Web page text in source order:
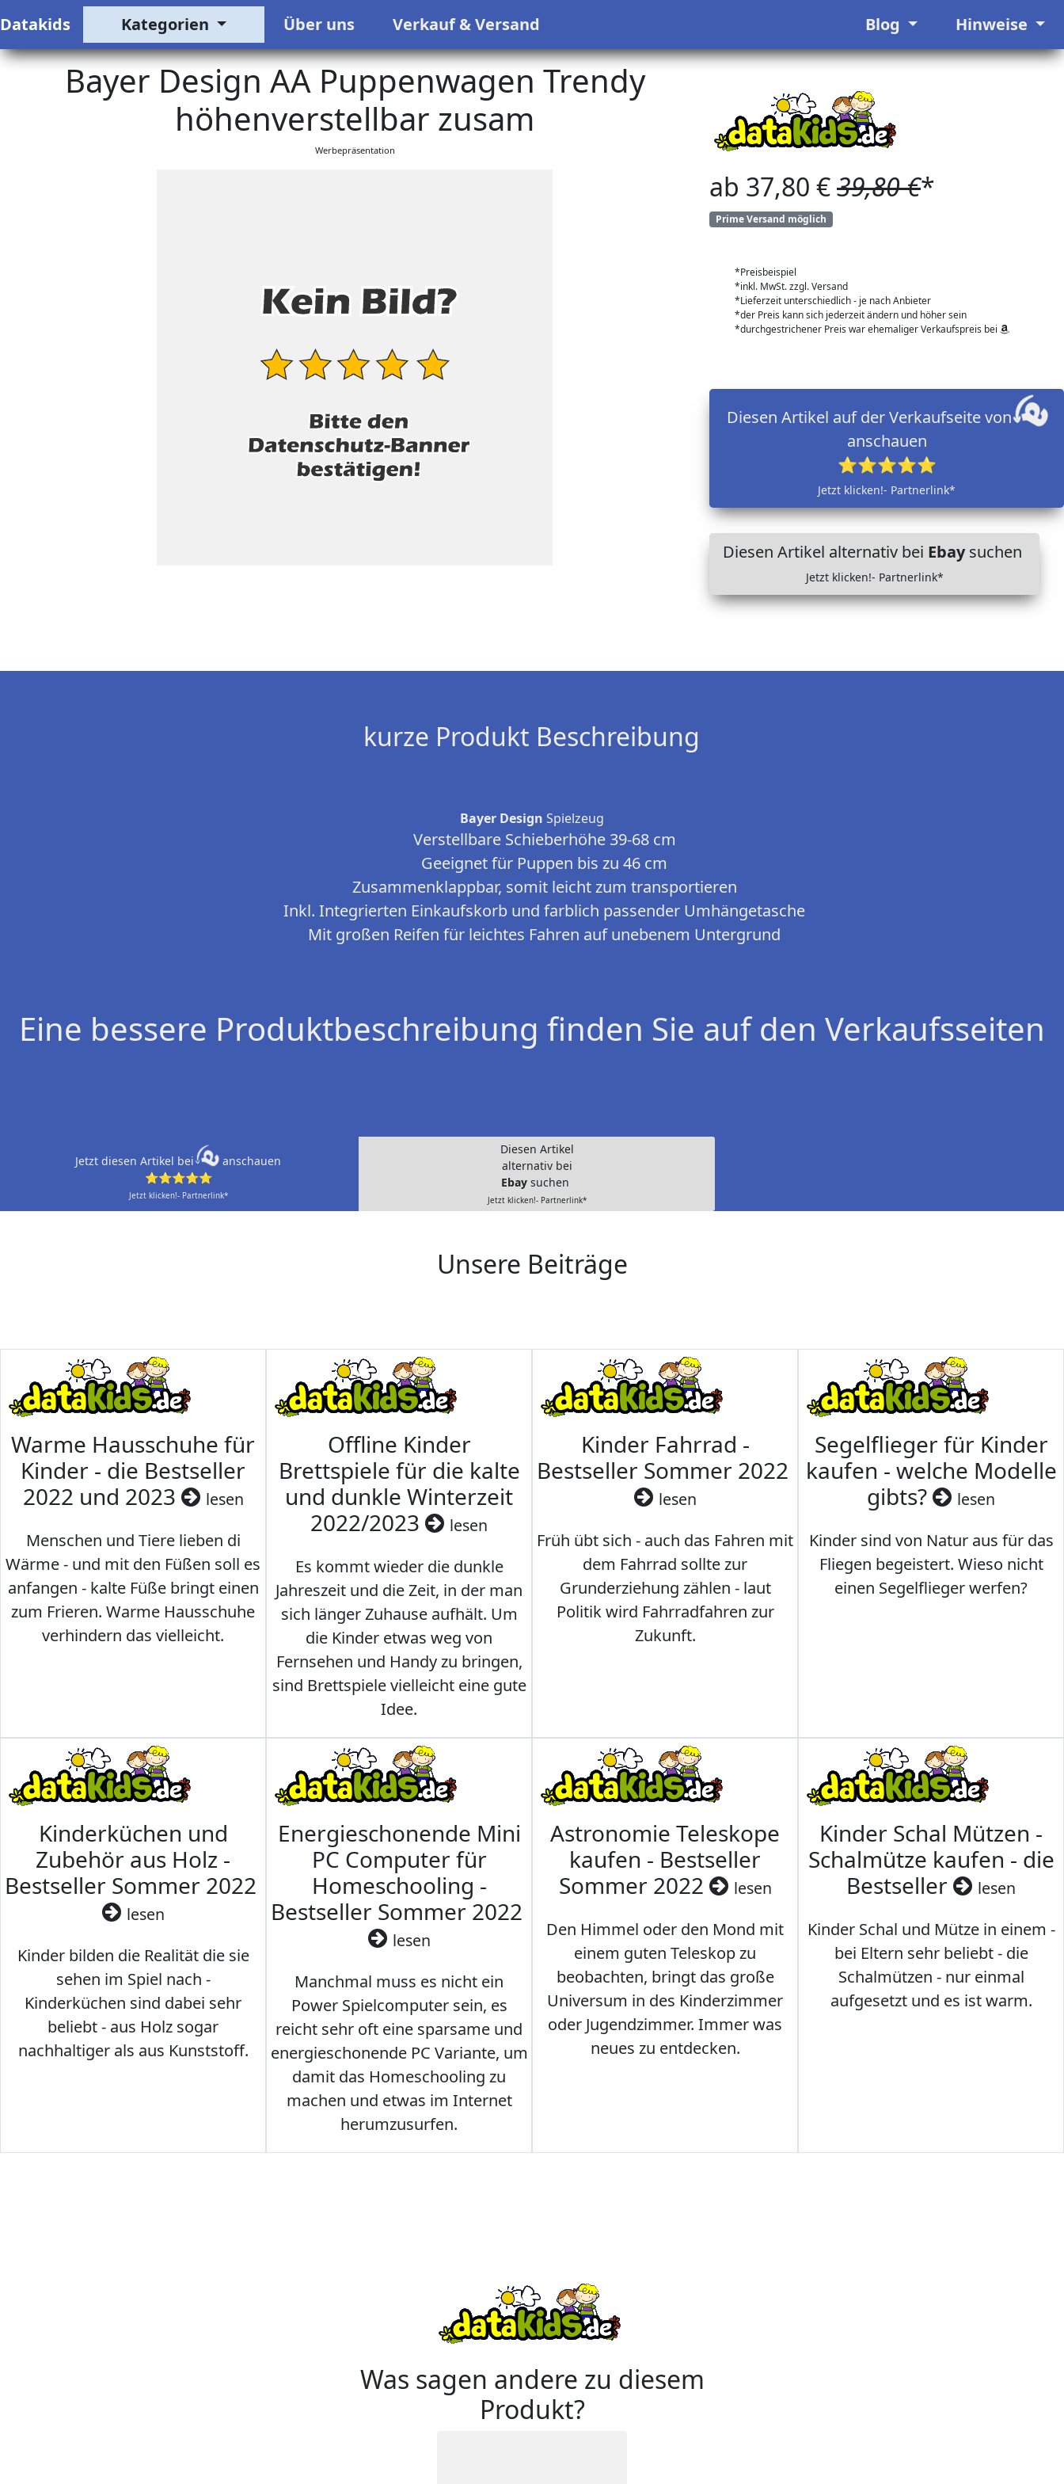
Datakids Kategorien Über uns Verkauf & Versand Blog Hinweise
Bayer Design AA Puppenwagen Trendy
höhenverstellbar zusam
Werbepräsentation
ab 37,80 €39,80 €*
Prime Versand möglich
*Preisbeispiel
*inkl. MwSt. zzgl. Versand
*Lieferzeit unterschiedlich - je nach Anbieter
*der Preis kann sich jederzeit ändern und höher sein
*durchgestrichener Preis war ehemaliger Verkaufspreis bei
Diesen Artikel auf der Verkaufseite von
anschauen
⭐⭐⭐⭐⭐
Jetzt klicken!- Partnerlink*
Diesen Artikel alternativ bei Ebaysuchen
Jetzt klicken!- Partnerlink*
kurze Produkt Beschreibung
Bayer Design Spielzeug
Verstellbare Schieberhöhe 39-68 cm
Geeignet für Puppen bis zu 46 cm
Zusammenklappbar, somit leicht zum transportieren
Inkl. Integrierten Einkaufskorb und farblich passender Umhängetasche
Mit großen Reifen für leichtes Fahren auf unebenem Untergrund
Eine bessere Produktbeschreibung finden Sie auf den Verkaufsseiten
Jetzt diesen Artikel bei
anschauen
⭐⭐⭐⭐⭐
Jetzt klicken!- Partnerlink*
Diesen Artikel
alternativ bei
Ebay suchen
Jetzt klicken!- Partnerlink*
Unsere Beiträge
Warme Hausschuhe für
Kinder - die Bestseller
2022 und 2023
lesen
Menschen und Tiere lieben di
Wärme - und mit den Füßen soll es
anfangen - kalte Füße bringt einen
zum Frieren. Warme Hausschuhe
verhindern das vielleicht.
Offline Kinder
Brettspiele für die kalte
und dunkle Winterzeit
2022/2023
lesen
Es kommt wieder die dunkle
Jahreszeit und die Zeit, in der man
sich länger Zuhause aufhält. Um
die Kinder etwas weg von
Fernsehen und Handy zu bringen,
sind Brettspiele vielleicht eine gute
Idee.
Kinder Fahrrad -
Bestseller Sommer 2022
lesen
Früh übt sich - auch das Fahren mit
dem Fahrrad sollte zur
Grunderziehung zählen - laut
Politik wird Fahrradfahren zur
Zukunft.
Segelflieger für Kinder
kaufen - welche Modelle
gibts?
lesen
Kinder sind von Natur aus für das
Fliegen begeistert. Wieso nicht
einen Segelflieger werfen?
Kinderküchen und
Zubehör aus Holz -
Bestseller Sommer 2022
lesen
Kinder bilden die Realität die sie
sehen im Spiel nach -
Kinderküchen sind dabei sehr
beliebt - aus Holz sogar
nachhaltiger als aus Kunststoff.
Energieschonende Mini
PC Computer für
Homeschooling -
Bestseller Sommer 2022
lesen
Manchmal muss es nicht ein
Power Spielcomputer sein, es
reicht sehr oft eine sparsame und
energieschonende PC Variante, um
damit das Homeschooling zu
machen und etwas im Internet
herumzusurfen.
Astronomie Teleskope
kaufen - Bestseller
Sommer 2022
lesen
Den Himmel oder den Mond mit
einem guten Teleskop zu
beobachten, bringt das große
Universum in des Kinderzimmer
oder Jugendzimmer. Immer was
neues zu entdecken.
Kinder Schal Mützen -
Schalmütze kaufen - die
Bestseller
lesen
Kinder Schal und Mütze in einem -
bei Eltern sehr beliebt - die
Schalmützen - nur einmal
aufgesetzt und es ist warm.
Was sagen andere zu diesem
Produkt?